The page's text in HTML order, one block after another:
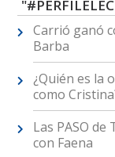
Carrió ganó
Barba
¿Quién es la
como
Las PASO
con Faena